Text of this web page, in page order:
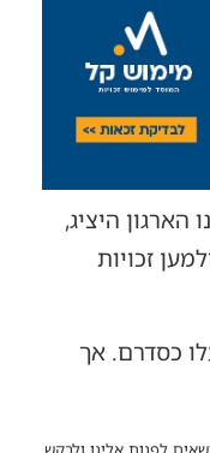
היציג,
זכויות
כסדרם. אך